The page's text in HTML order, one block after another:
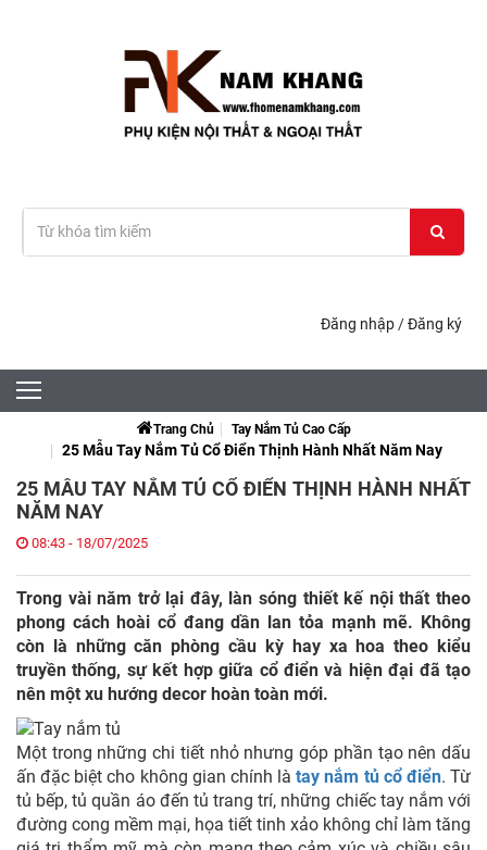
Đăng nhập /Đăng ký
Trang Chủ Tay Nắm Tủ Cao Cấp
25 Mẫu Tay Nắm Tủ Cổ Điển Thịnh Hành Nhất Năm Nay
25 MẪU TAY NẮM TỦ CỔ ĐIỂN THỊNH HÀNH NHẤT
NĂM NAY
08:43 - 18/07/2025
Trong vài năm trở lại đây, làn sóng thiết kế nội thất theo
phong cách hoài cổ đang dần lan tỏa mạnh mẽ. Không
còn là những căn phòng cầu kỳ hay xa hoa theo kiểu
truyền thống, sự kết hợp giữa cổ điển và hiện đại đã tạo
nên một xu hướng decor hoàn toàn mới.
Một trong những chi tiết nhỏ nhưng góp phần tạo nên dấu
ấn đặc biệt cho không gian chính làtay nắm tủ cổ điển. Từ
tủ bếp, tủ quần áo đến tủ trang trí, những chiếc tay nắm với
đường cong mềm mại, họa tiết tinh xảo không chỉ làm tăng